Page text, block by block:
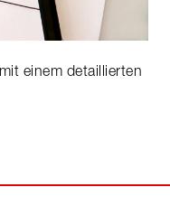
einem detaillierten